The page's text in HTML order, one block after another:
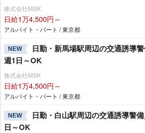
株式会社MSK
日給1万4,500円～
アルバイト・パート / 東京都
NEW
日勤・新馬場駅周辺の交通誘導
週1日～OK
株式会社MSK
日給1万4,500円～
アルバイト・パート / 東京都
NEW
日勤・白山駅周辺の交通誘導警
日～OK